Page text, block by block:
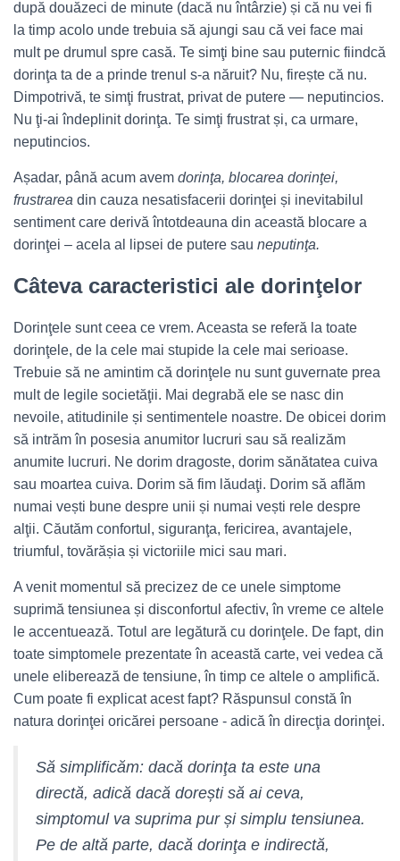
după douăzeci de minute (dacă nu întârzie) și că nu vei fi
la timp acolo unde trebuia să ajungi sau că vei face mai
mult pe drumul spre casă. Te simţi bine sau puternic fiindcă
dorinţa ta de a prinde trenul s-a năruit? Nu, firește că nu.
Dimpotrivă, te simţi frustrat, privat de putere — neputincios.
Nu ţi-ai îndeplinit dorinţa. Te simţi frustrat și, ca urmare,
neputincios.
Așadar, până acum avem dorinţa, blocarea dorinţei,
frustrarea din cauza nesatisfacerii dorinţei și inevitabilul
sentiment care derivă întotdeauna din această blocare a
dorinţei – acela al lipsei de putere sau neputinţa.
Câteva caracteristici ale dorinţelor
Dorinţele sunt ceea ce vrem. Aceasta se referă la toate
dorinţele, de la cele mai stupide la cele mai serioase.
Trebuie să ne amintim că dorinţele nu sunt guvernate prea
mult de legile societăţii. Mai degrabă ele se nasc din
nevoile, atitudinile și sentimentele noastre. De obicei dorim
să intrăm în posesia anumitor lucruri sau să realizăm
anumite lucruri. Ne dorim dragoste, dorim sănătatea cuiva
sau moartea cuiva. Dorim să fim lăudaţi. Dorim să aflăm
numai vești bune despre unii și numai vești rele despre
alţii. Căutăm confortul, siguranţa, fericirea, avantajele,
triumful, tovărășia și victoriile mici sau mari.
A venit momentul să precizez de ce unele simptome
suprimă tensiunea și disconfortul afectiv, în vreme ce altele
le accentuează. Totul are legătură cu dorinţele. De fapt, din
toate simptomele prezentate în această carte, vei vedea că
unele eliberează de tensiune, în timp ce altele o amplifică.
Cum poate fi explicat acest fapt? Răspunsul constă în
natura dorinţei oricărei persoane ­- adică în direcţia dorinţei.
Să simplificăm: dacă dorinţa ta este una
directă, adică dacă dorești să ai ceva,
simptomul va suprima pur și simplu tensiunea.
Pe de altă parte, dacă dorinţa e indirectă,